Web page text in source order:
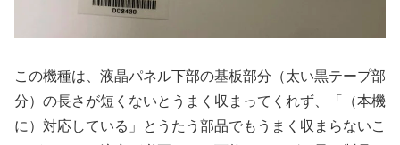
この機種は、液晶パネル下部の基板部分（太い黒テープ部
分）の長さが短くないとうまく収まってくれず、「（本機
に）対応している」とうたう部品でもうまく収まらないこ